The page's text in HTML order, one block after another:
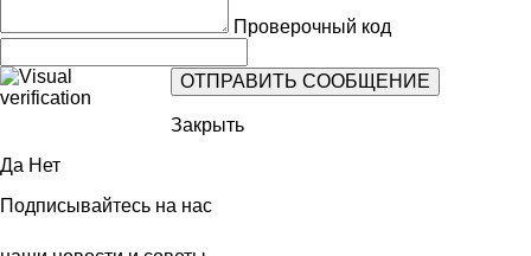
Проверочный код
Закрыть
Да Нет
Подписывайтесь на нас